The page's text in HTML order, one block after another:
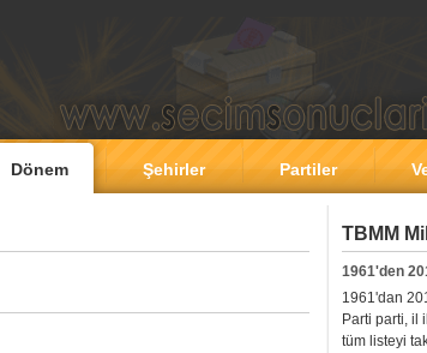
Dönem Şehirler Partiler
TBMM
1961'den
1961'dan
Parti parti, il
tüm listeyi